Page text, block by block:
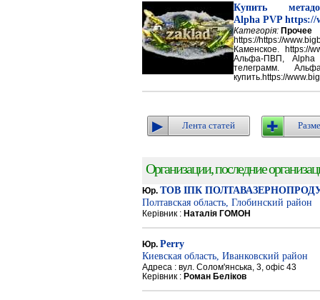
Купить
Alpha PVP https://
Категорія: Прочее
https://https://
Каменское. https://
Альфа-ПВП, Alpha
телеграмм.
купить.https://
Лента статей
Организации, последние
Юр. ТОВ ІПК
Полтавская область, Глобинский район
Керівник : Наталія ГОМОН
Юр. Perry
Киевская область, Иванковский район
Адреса : вул. Солом'янська, 3, офіс 43
Керівник : Роман Беліков